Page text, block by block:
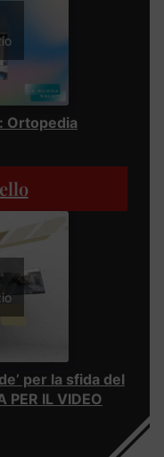
Ortopedia
per la sfida del
IL VIDEO